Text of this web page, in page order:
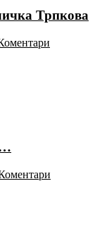
Трпкова